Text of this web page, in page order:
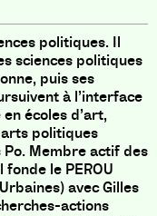
politiques. Il
sciences politiques
puis ses
à l’interface
écoles d’art,
arts politiques
Membre actif des
le PEROU
avec Gilles
actions